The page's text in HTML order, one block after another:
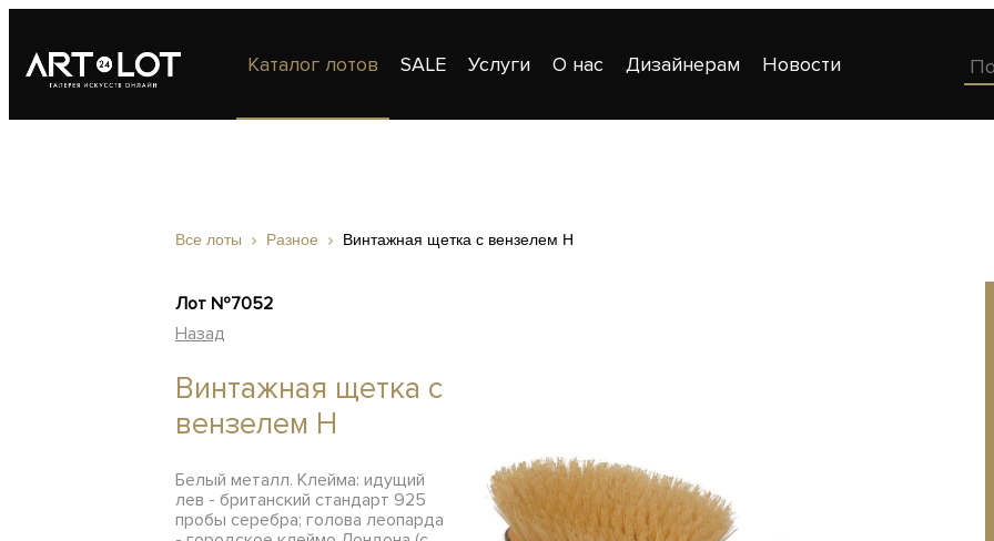
Каталог лотов SALE Услуги О нас Дизайнерам Новости
Все лоты Разное Винтажная щетка с вензелем Н
Лот №7052
Назад
Винтажная щетка с
вензелем Н
Белый металл. Клейма: идущий
лев - британский стандарт 925
пробы серебра; голова леопарда